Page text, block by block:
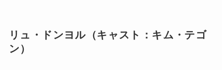
リュ・ドンヨル（キャスト：キム・テゴ
ン）